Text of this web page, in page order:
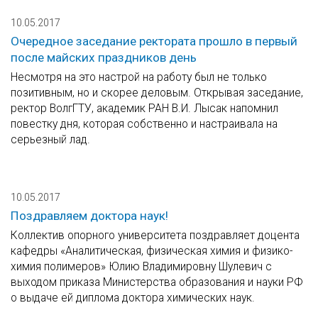
10.05.2017
Очередное заседание ректората прошло в первый
после майских праздников день
Несмотря на это настрой на работу был не только
позитивным, но и скорее деловым. Открывая заседание,
ректор ВолгГТУ, академик РАН В.И. Лысак напомнил
повестку дня, которая собственно и настраивала на
серьезный лад.
10.05.2017
Поздравляем доктора наук!
Коллектив опорного университета поздравляет доцента
кафедры «Аналитическая, физическая химия и физико-
химия полимеров» Юлию Владимировну Шулевич с
выходом приказа Министерства образования и науки РФ
о выдаче ей диплома доктора химических наук.